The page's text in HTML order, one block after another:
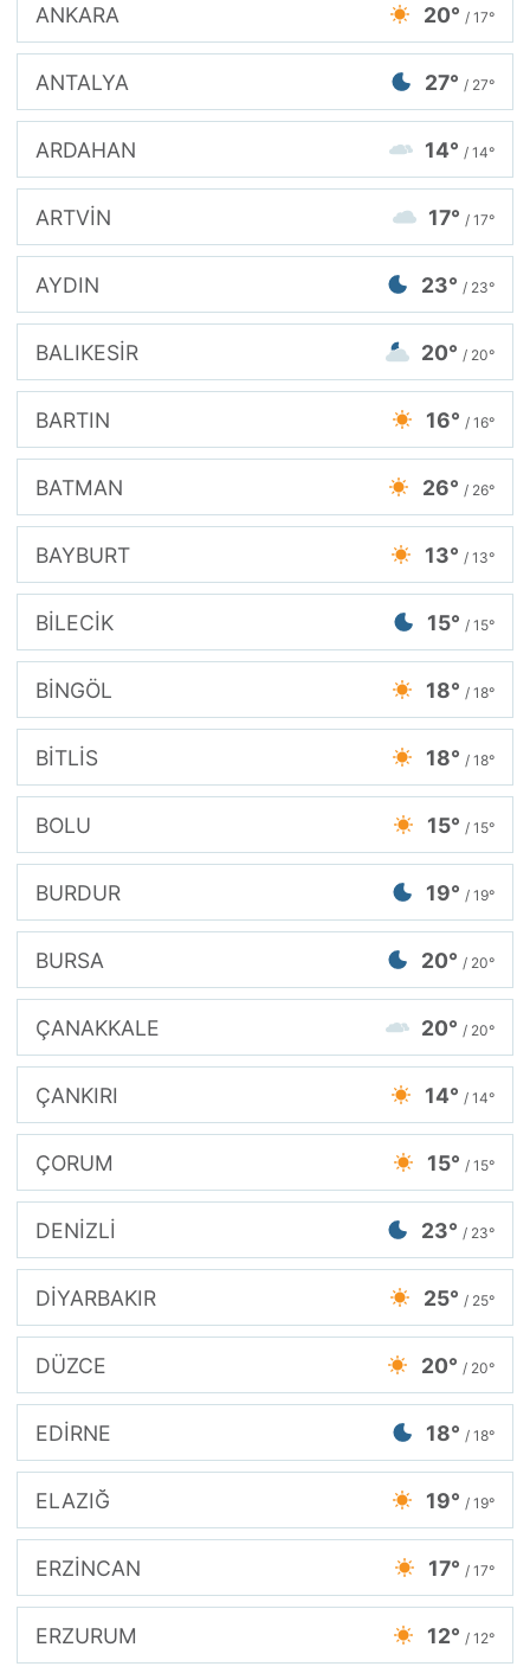
ANKARA 20° / 17°
ANTALYA 27° / 27°
ARDAHAN 14° / 14°
ARTVİN 17° / 17°
AYDIN 23° / 23°
BALIKESİR 20° / 20°
BARTIN 16° / 16°
BATMAN 26° / 26°
BAYBURT 13° / 13°
BİLECİK 15° / 15°
BİNGÖL 18° / 18°
BİTLİS 18° / 18°
BOLU 15° / 15°
BURDUR 19° / 19°
BURSA 20° / 20°
ÇANAKKALE 20° / 20°
ÇANKIRI 14° / 14°
ÇORUM 15° / 15°
DENİZLİ 23° / 23°
DİYARBAKIR 25° / 25°
DÜZCE 20° / 20°
EDİRNE 18° / 18°
ELAZIĞ 19° / 19°
ERZİNCAN 17° / 17°
ERZURUM 12° / 12°